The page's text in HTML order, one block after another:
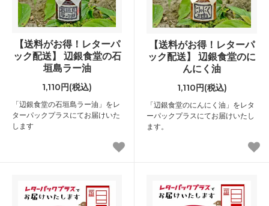
【送料がお得！レターパ
ック配送】 辺銀食堂の石
垣島ラー油
1,110円(税込)
「辺銀食堂の石垣島ラー油」をレ
ターパックプラスにてお届けいた
します
【送料がお得！レターパ
ック配送】 辺銀食堂のに
んにく油
1,110円(税込)
「辺銀食堂のにんにく油」をレタ
ーパックプラスにてお届けいたし
ます。